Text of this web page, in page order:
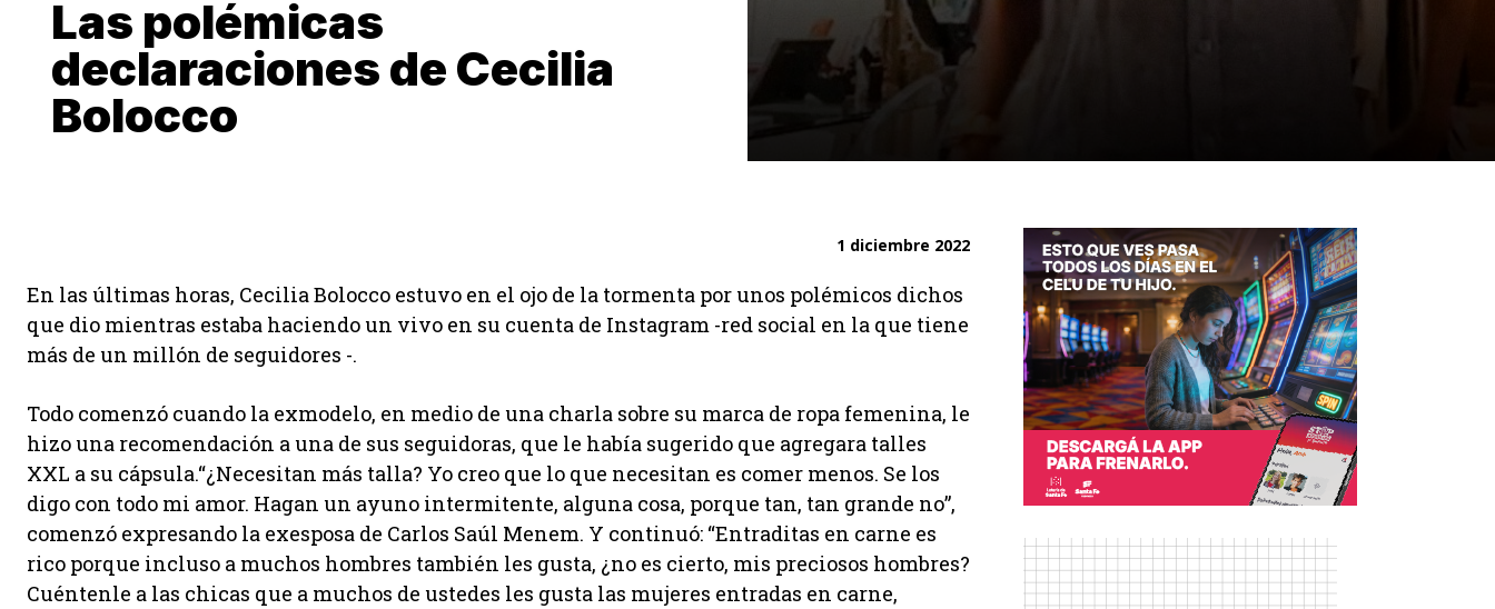
Las polémicas
declaraciones de Cecilia
Bolocco
1 diciembre 2022
En las últimas horas, Cecilia Bolocco estuvo en el ojo de la tormenta por unos polémicos dichos
que dio mientras estaba haciendo un vivo en su cuenta de Instagram -red social en la que tiene
más de un millón de seguidores -.
Todo comenzó cuando la exmodelo, en medio de una charla sobre su marca de ropa femenina, le
hizo una recomendación a una de sus seguidoras, que le había sugerido que agregara talles
XXL a su cápsula.“¿Necesitan más talla? Yo creo que lo que necesitan es comer menos. Se los
digo con todo mi amor. Hagan un ayuno intermitente, alguna cosa, porque tan, tan grande no”,
comenzó expresando la exesposa de Carlos Saúl Menem. Y continuó: “Entraditas en carne es
rico porque incluso a muchos hombres también les gusta, ¿no es cierto, mis preciosos hombres?
Cuéntenle a las chicas que a muchos de ustedes les gusta las mujeres entradas en carne,